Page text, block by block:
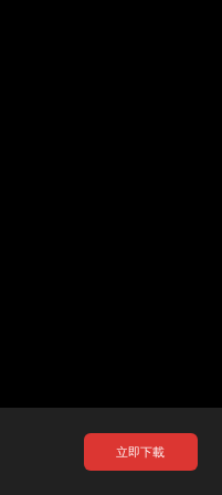
立即下載